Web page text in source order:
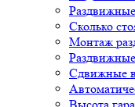
Сколько
Монтаж
Сдвижные